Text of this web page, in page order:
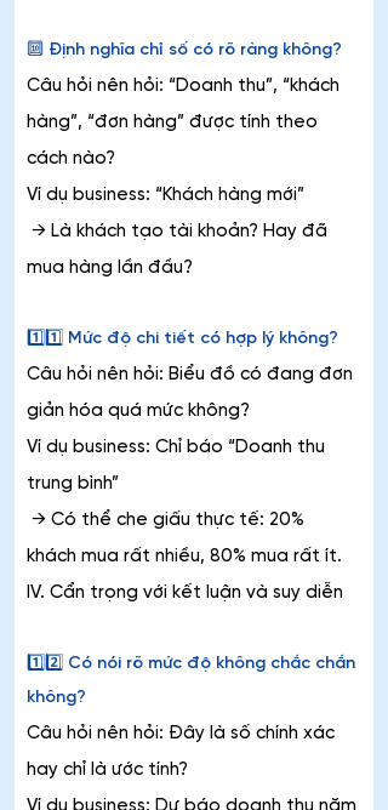
🔟 Định nghĩa chỉ số có rõ ràng không?
Câu hỏi nên hỏi: “Doanh thu”, “khách
hàng”, “đơn hàng” được tính theo
cách nào?
Ví dụ business: “Khách hàng mới”
mua hàng lần đầu?
1️⃣1️⃣ Mức độ chi tiết có hợp lý không?
Câu hỏi nên hỏi: Biểu đồ có đang đơn
giản hóa quá mức không?
Ví dụ business: Chỉ báo “Doanh thu
trung bình”
khách mua rất nhiều, 80% mua rất ít.
IV. Cẩn trọng với kết luận và suy diễn
1️⃣2️⃣ Có nói rõ mức độ không chắc chắn
không?
Câu hỏi nên hỏi: Đây là số chính xác
hay chỉ là ước tính?